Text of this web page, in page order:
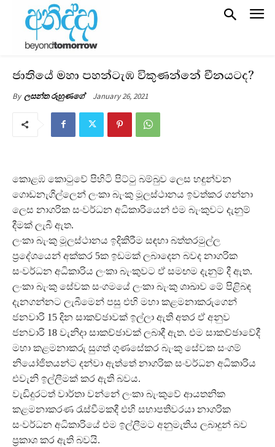
ජාතියේ මහා පහන්ටැඹ විකුණන්නේ චීනයටද?
By ලසන්ත රුහුණගේ January 26, 2021
කොළඹ කොටුවේ පිහිටි පිට්ටු බම්බුව ලෙස හඳුන්වන
ගොඩනැගිල්ලෙන් ලංකා බැංකු මූලස්ථානය ඉවත්කර ගන්නා
ලෙස නාගරික සංවර්ධන අධිකාරියෙන් එම බැංකුවට දැනුම්
දීමක් ලැබී ඇත.
ලංකා බැංකු මූලස්ථානය ඉදිකිරීම සඳහා බත්තරමුල්ල
ප්‍රදේශයෙන් අක්කර 5ක ඉඩමක් ලබාදෙන බවද නාගරික
සංවර්ධන අධිකාරිය ලංකා බැංකුවට ඒ සමඟම දැනුම් දී ඇත.
ලංකා බැංකු සේවක සංගමයේ ලංකා බැංකු ශාඛාව මේ පිළිබඳ
දැනගන්නට ලැබීමෙන් පසු එහි මහා කළමනාකරුගෙන්
ජනවාරි 15 දින සාකච්ඡාවක් ඉල්ලා ඇති අතර ඒ අනුව
ජනවාරි 18 වැනිදා සාකච්ඡාවක් ලබාදී ඇත. එම සාකච්ඡාවේදී
මහා කළමනාකරු සුගත් ගුණසේකර බැංකු සේවක සංගම්
නියෝජිතයන්ට දන්වා ඇත්තේ නාගරික සංවර්ධන අධිකාරිය
එවැනි ඉල්ලීමක් කර ඇති බවය.
වැඩිදුරටත් වාර්තා වන්නේ ලංකා බැංකුවේ ආයතනික
කළමනාකරණ රැස්වීමකදී එහි සභාපතිවරයා නාගරික
සංවර්ධන අධිකාරියේ එම ඉල්ලීමට අනුමැතිය ලබාදුන් බව
ප්‍රකාශ කර ඇති බවයි.